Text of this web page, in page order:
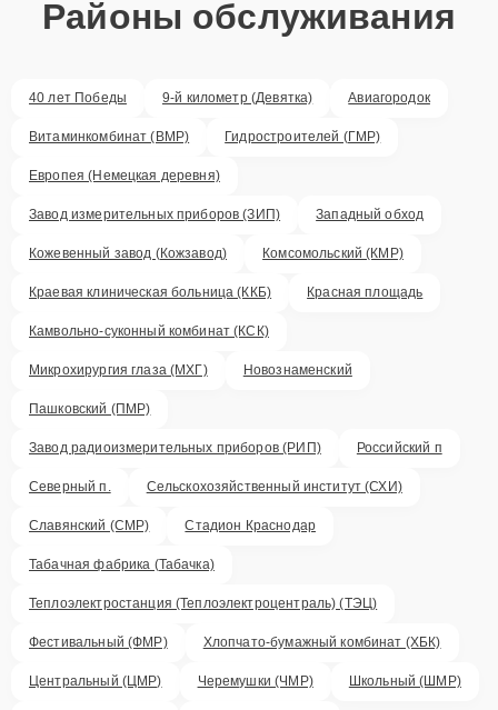
Районы обслуживания
40 лет Победы 9-й километр (Девятка) Авиагородок
Витаминкомбинат (ВМР) Гидростроителей (ГМР)
Европея (Немецкая деревня)
Завод измерительных приборов (ЗИП) Западный обход
Кожевенный завод (Кожзавод) Комсомольский (КМР)
Краевая клиническая больница (ККБ) Красная площадь
Камвольно-суконный комбинат (КСК)
Микрохирургия глаза (МХГ) Новознаменский
Пашковский (ПМР)
Завод радиоизмерительных приборов (РИП) Российский п
Северный п. Сельскохозяйственный институт (СХИ)
Славянский (СМР) Стадион Краснодар
Табачная фабрика (Табачка)
Теплоэлектростанция (Теплоэлектроцентраль) (ТЭЦ)
Фестивальный (ФМР) Хлопчато-бумажный комбинат (ХБК)
Центральный (ЦМР) Черемушки (ЧМР) Школьный (ШМР)